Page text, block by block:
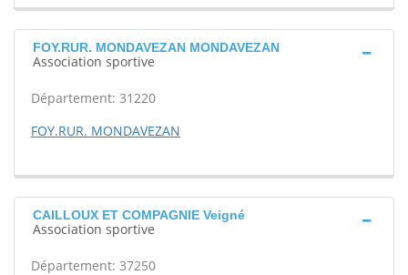
FOY.RUR. MONDAVEZAN MONDAVEZAN
Association sportive
Département: 31220
FOY.RUR. MONDAVEZAN
CAILLOUX ET COMPAGNIE Veigné
Association sportive
Département: 37250